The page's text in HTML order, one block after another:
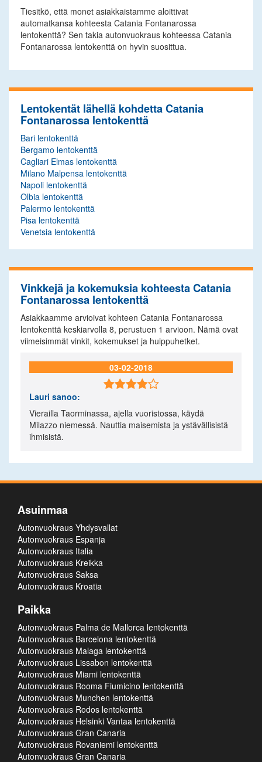
Tiesitkö, että monet asiakkaistamme aloittivat
automatkansa kohteesta Catania Fontanarossa
lentokenttä? Sen takia autonvuokraus kohteessa Catania
Fontanarossa lentokenttä on hyvin suosittua.
Lentokentät lähellä kohdetta Catania
Fontanarossa lentokenttä
Bari lentokenttä
Bergamo lentokenttä
Cagliari Elmas lentokenttä
Milano Malpensa lentokenttä
Napoli lentokenttä
Olbia lentokenttä
Palermo lentokenttä
Pisa lentokenttä
Venetsia lentokenttä
Vinkkejä ja kokemuksia kohteesta Catania
Fontanarossa lentokenttä
Asiakkaamme arvioivat kohteen Catania Fontanarossa
lentokenttä keskiarvolla 8, perustuen 1 arvioon. Nämä ovat
viimeisimmät vinkit, kokemukset ja huippuhetket.
03-02-2018

Lauri sanoo:
Vierailla Taorminassa, ajella vuoristossa, käydä
Milazzo niemessä. Nauttia maisemista ja ystävällisistä
ihmisistä.
Asuinmaa
Autonvuokraus Yhdysvallat
Autonvuokraus Espanja
Autonvuokraus Italia
Autonvuokraus Kreikka
Autonvuokraus Saksa
Autonvuokraus Kroatia
Paikka
Autonvuokraus Palma de Mallorca lentokenttä
Autonvuokraus Barcelona lentokenttä
Autonvuokraus Malaga lentokenttä
Autonvuokraus Lissabon lentokenttä
Autonvuokraus Miami lentokenttä
Autonvuokraus Rooma Fiumicino lentokenttä
Autonvuokraus Munchen lentokenttä
Autonvuokraus Rodos lentokenttä
Autonvuokraus Helsinki Vantaa lentokenttä
Autonvuokraus Gran Canaria
Autonvuokraus Rovaniemi lentokenttä
Autonvuokraus Gran Canaria